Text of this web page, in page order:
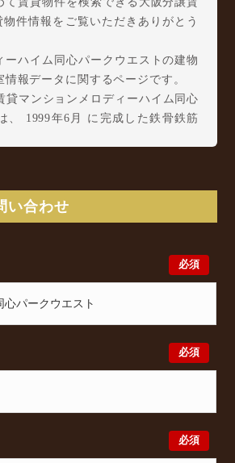
物件情報をご覧いただきありがとう
ーハイム同心パークウエストの建物
報データに関するページです。
貸マンションメロディーハイム同心
、 1999年6月 に完成した鉄骨鉄筋
駅 徒歩8分/ 大阪環状線 天満駅
同心パークウエストの最新の空室状
め、同心2丁目1-9周辺エリアで賃貸
気軽にお問い合わせください。大阪
相談も受け付けております。また、
だきましたら、プロの目線からおす
提案いたします。
い合わせ
必須
必須
必須